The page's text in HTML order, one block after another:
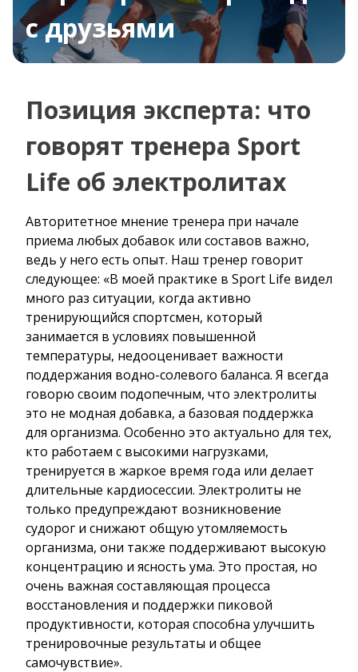
с друзьями
Позиция эксперта: что
говорят тренера Sport
Life об электролитах
Авторитетное мнение тренера при начале
приема любых добавок или составов важно,
ведь у него есть опыт. Наш тренер говорит
следующее: «В моей практике в Sport Life видел
много раз ситуации, когда активно
тренирующийся спортсмен, который
занимается в условиях повышенной
температуры, недооценивает важности
поддержания водно-солевого баланса. Я всегда
говорю своим подопечным, что электролиты
это не модная добавка, а базовая поддержка
для организма. Особенно это актуально для тех,
кто работаем с высокими нагрузками,
тренируется в жаркое время года или делает
длительные кардиосессии. Электролиты не
только предупреждают возникновение
судорог и снижают общую утомляемость
организма, они также поддерживают высокую
концентрацию и ясность ума. Это простая, но
очень важная составляющая процесса
восстановления и поддержки пиковой
продуктивности, которая способна улучшить
тренировочные результаты и общее
самочувствие».